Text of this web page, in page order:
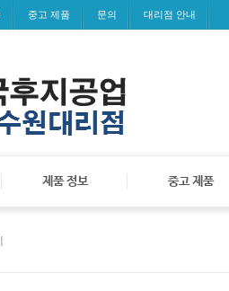
중고 제품 문의 대리점 안내
제품 정보 중고 제품